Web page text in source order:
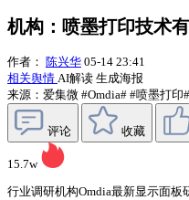
机构：喷墨打印技术
作者： 陈兴华 05-14 23:41
相关舆情 AI解读 生成海报
来源：爱集微 #Omdia# #喷墨打印#
评论 收藏
15.7w
行业调研机构Omdia最新显示面板